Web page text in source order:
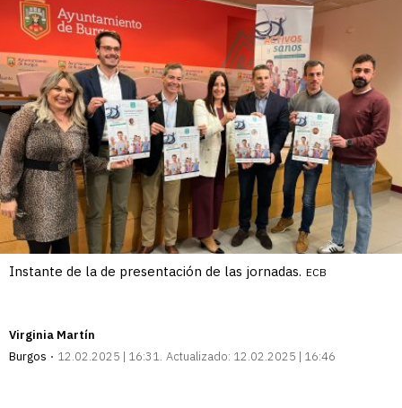
Instante de la de presentación de las jornadas. ECB
Virginia Martín
Burgos
12.02.2025 | 16:31 Actualizado: 12.02.2025 | 16:46